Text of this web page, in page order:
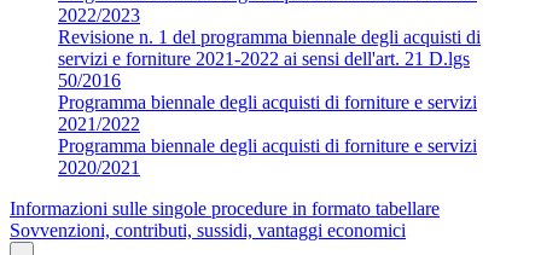
2022/2023
Revisione n. 1 del programma biennale degli acquisti di
servizi e forniture 2021-2022 ai sensi dell'art. 21 D.lgs
50/2016
Programma biennale degli acquisti di forniture e servizi
2021/2022
Programma biennale degli acquisti di forniture e servizi
2020/2021
Informazioni sulle singole procedure in formato tabellare
Sovvenzioni, contributi, sussidi, vantaggi economici